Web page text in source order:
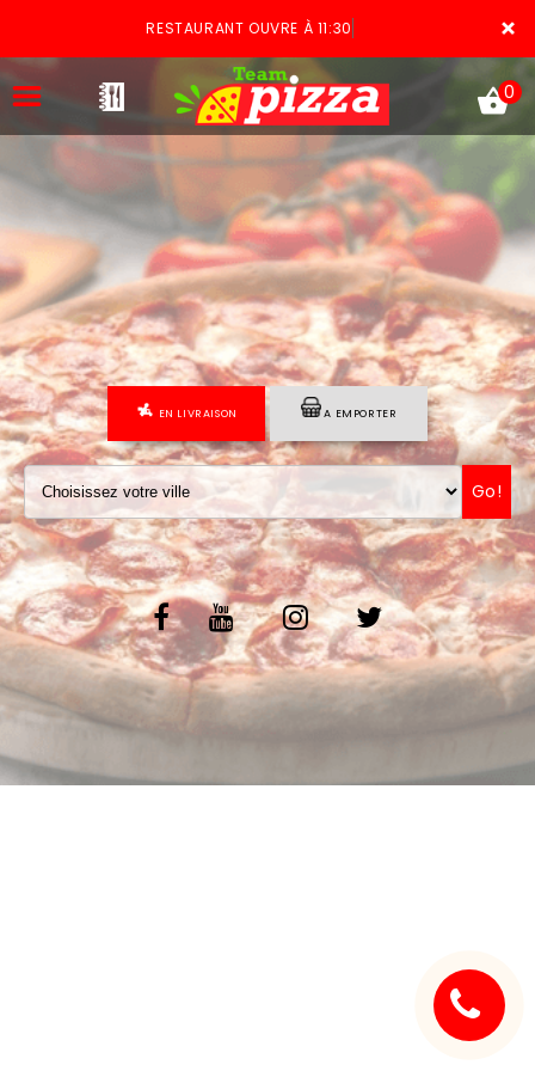
×
RESTAURANT OUVRE À 11:30
ACCUEIL
LA CARTE
VOTRE COMPTE
NOTRE RESTAURANT
VOS AVIS
MENTIONS LÉGALES
C.G.V
0
EN LIVRAISON A EMPORTER
Go!